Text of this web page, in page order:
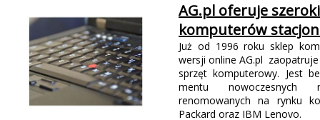
AG.pl oferuje
komputerów
Już od 1996 roku sklep
wersji online AG.pl
sprzęt komputerowy. Jest
mentu nowoczesnych
renomowanych na rynku
Packard oraz IBM Lenovo.